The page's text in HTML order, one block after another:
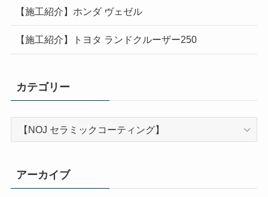
【施工紹介】ホンダ ヴェゼル
【施工紹介】トヨタ ランドクルーザー250
カテゴリー
ー
アーカイブ